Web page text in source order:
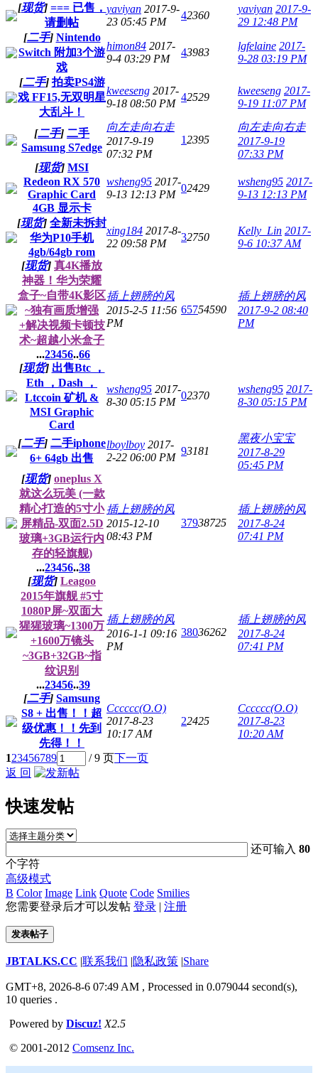
[现货] === 已售，
请删帖
yaviyan 2017-9-
23 05:45 PM
42360
yaviyan 2017-9-
29 12:48 PM
[二手] Nintendo
Switch 附加3个游
戏
himon84 2017-
9-4 03:29 PM
43983
lgfelaine 2017-
9-28 03:19 PM
[二手] 拍卖PS4游
戏 FF15,无双明星
大乱斗！
kweeseng 2017-
9-18 08:50 PM
42529
kweeseng 2017-
9-19 11:07 PM
[二手] 二手
Samsung S7edge
向左走向右走
2017-9-19
07:32 PM
12395
向左走向右走
2017-9-19
07:33 PM
[现货] MSI
Redeon RX 570
Graphic Card
4GB 显示卡
wsheng95 2017-
9-13 12:13 PM
02429
wsheng95 2017-
9-13 12:13 PM
[现货] 全新未拆封
华为P10手机
4gb/64gb rom
xing184 2017-8-
22 09:58 PM
32750
Kelly_Lin 2017-
9-6 10:37 AM
[现货] 真4K播放
神器！华为荣耀
盒子~自带4K影区
~独有画质增强
+解决视频卡顿技
术~超越小米盒子
...23456..66
插上翅膀的风
2015-2-5 11:56
PM
65754590
插上翅膀的风
2017-9-2 08:40
PM
[现货] 出售Btc ，
Eth ，Dash ，
Ltccoin 矿机 &
MSI Graphic
Card
wsheng95 2017-
8-30 05:15 PM
02370
wsheng95 2017-
8-30 05:15 PM
[二手] 二手iphone
6+ 64gb 出售
lboylboy 2017-
2-22 06:00 PM
93181
黑夜小宝宝
2017-8-29
05:45 PM
[现货] oneplus X
就这么玩美 (一款
精心打造的5寸小
屏精品-双面2.5D
玻璃+3GB运行内
存的轻旗舰)
...23456..38
插上翅膀的风
2015-12-10
08:43 PM
37938725
插上翅膀的风
2017-8-24
07:41 PM
[现货] Leagoo
2015年旗舰 #5寸
1080P屏~双面大
猩猩玻璃~1300万
+1600万镜头
~3GB+32GB~指
纹识别
...23456..39
插上翅膀的风
2016-1-1 09:16
PM
38036262
插上翅膀的风
2017-8-24
07:41 PM
[二手] Samsung
S8 + 出售！！超
级优惠！！先到
先得！！
Cccccc(O.O)
2017-8-23
10:17 AM
22425
Cccccc(O.O)
2017-8-23
10:20 AM
123456789 / 9 页下一页
返 回
快速发帖
还可输入80
个字符
高级模式
B Color Image Link Quote Code Smilies
您需要登录后才可以发帖 登录 | 注册
发表帖子
JBTALKS.CC |联系我们 |隐私政策 |Share
GMT+8, 2026-8-6 07:49 AM , Processed in 0.079044 second(s),
10 queries .
Powered by Discuz! X2.5
© 2001-2012 Comsenz Inc.